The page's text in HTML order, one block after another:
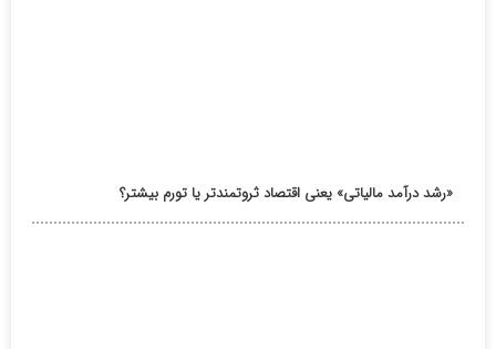
«رشد درآمد مالیاتی» یعنی اقتصاد ثروتمندتر یا تورم بیشتر؟